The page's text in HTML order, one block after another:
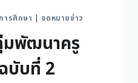
ารศึกษา | จดหมายข่าว
มพัฒนาครู
บับที่ 2